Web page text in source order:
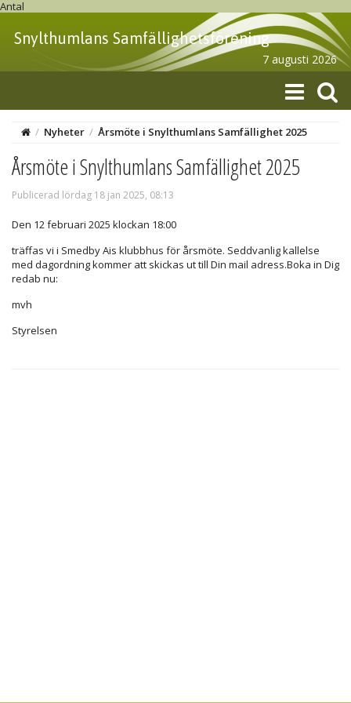
Antal
Snylthumlans Samfällighetsförening
7 augusti 2026
/ Nyheter / Årsmöte i Snylthumlans Samfällighet 2025
Årsmöte i Snylthumlans Samfällighet 2025
Publicerad lördag 18 jan 2025, 08:13
Den 12 februari 2025 klockan 18:00
träffas vi i Smedby Ais klubbhus för årsmöte. Seddvanlig kallelse
med dagordning kommer att skickas ut till Din mail adress.Boka in Dig
redab nu:
mvh
Styrelsen